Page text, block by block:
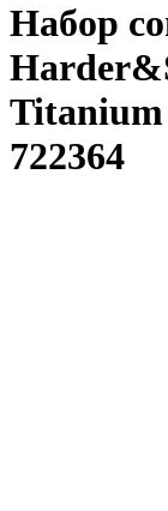
Набор
722364